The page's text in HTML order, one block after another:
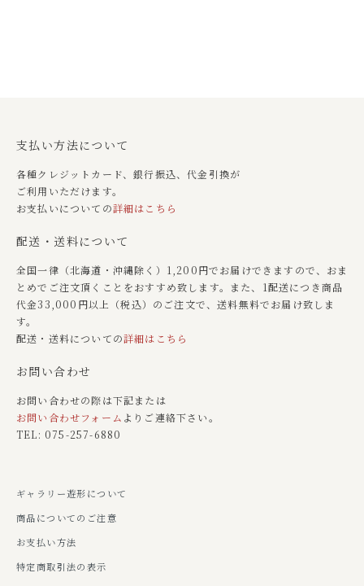
支払い方法について
各種クレジットカード、銀行振込、代金引換が
ご利用いただけます。
お支払いについての詳細はこちら
配送・送料について
全国一律（北海道・沖縄除く）1,200円でお届けできますので、おま
とめでご注文頂くことをおすすめ致します。また、1配送につき商品
代金33,000円以上（税込）のご注文で、送料無料でお届け致しま
す。
配送・送料についての詳細はこちら
お問い合わせ
お問い合わせの際は下記または
お問い合わせフォーム よりご連絡下さい。
TEL: 075-257-6880
ギャラリー遊形について
商品についてのご注意
お支払い方法
特定商取引法の表示